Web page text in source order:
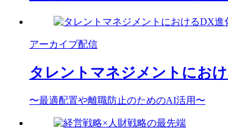
アーカイブ配信
タレントマネジメントにお
〜最適配置や離職防止のためのAI活用〜